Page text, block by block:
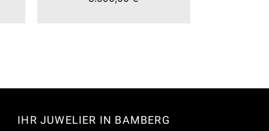
IHR JUWELIER IN BAMBERG